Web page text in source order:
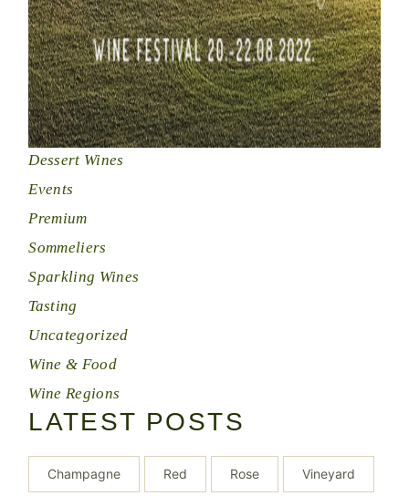
Dessert Wines
Events
Premium
Sommeliers
Sparkling Wines
Tasting
Uncategorized
Wine & Food
Wine Regions
LATEST POSTS
Champagne Red Rose Vineyard